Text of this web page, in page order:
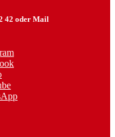
42 oder Mail